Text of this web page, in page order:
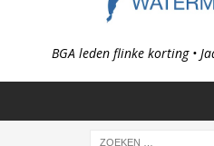
BGA leden flinke korting •